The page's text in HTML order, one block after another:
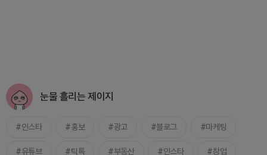
눈물 흘리는 제이지
인스타 홍보 광고 블로그 마케팅
유튜브 틱톡 부동산 인스타 창업